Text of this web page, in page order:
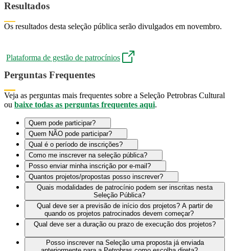
Resultados
Os resultados desta seleção pública serão divulgados em novembro.
Plataforma de gestão de patrocínios
Perguntas Frequentes
Veja as perguntas mais frequentes sobre a Seleção Petrobras Cultural
ou baixe todas as perguntas frequentes aqui.
Quem pode participar?
Quem NÃO pode participar?
Qual é o período de inscrições?
Como me inscrever na seleção pública?
Posso enviar minha inscrição por e-mail?
Quantos projetos/propostas posso inscrever?
Quais modalidades de patrocínio podem ser inscritas nesta
Seleção Pública?
Qual deve ser a previsão de início dos projetos? A partir de
quando os projetos patrocinados devem começar?
Qual deve ser a duração ou prazo de execução dos projetos?
Posso inscrever na Seleção uma proposta já enviada